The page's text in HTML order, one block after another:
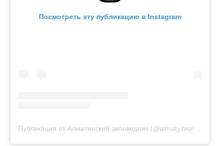
Посмотреть эту публикацию в Instagram